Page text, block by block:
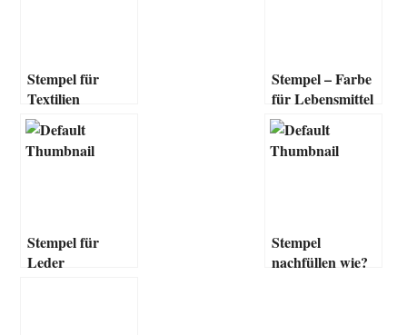
Stempel für
Textilien
Stempel – Farbe
für Lebensmittel
– Anwendung
und Gebrauch
Stempel für
Leder
Stempel
nachfüllen wie?